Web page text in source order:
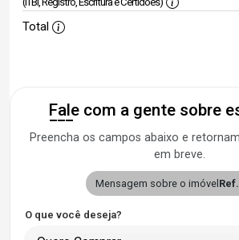
Total
Fale com a gente sobre
Preencha os campos abaixo e
em breve.
Mensagem sobre o imóvel
O que você deseja?